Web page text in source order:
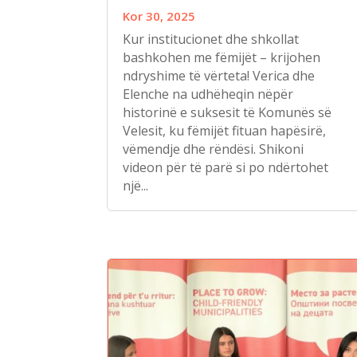
Kor 30, 2025
Kur institucionet dhe shkollat
bashkohen me fëmijët – krijohen
ndryshime të vërteta! Verica dhe
Elenche na udhëheqin nëpër
historinë e suksesit të Komunës së
Velesit, ku fëmijët fituan hapësirë,
vëmendje dhe rëndësi. Shikoni
videon për të parë si po ndërtohet
një...